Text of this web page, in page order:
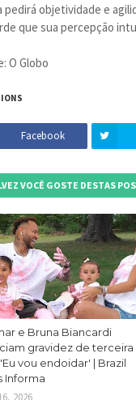
pedirá objetividade e
que sua percepção
O Globo
Facebook
VOCÊ GOSTE DESTAS
e Bruna Biancardi
gravidez de terceira
vou endoidar' | Brazil
Informa
2026